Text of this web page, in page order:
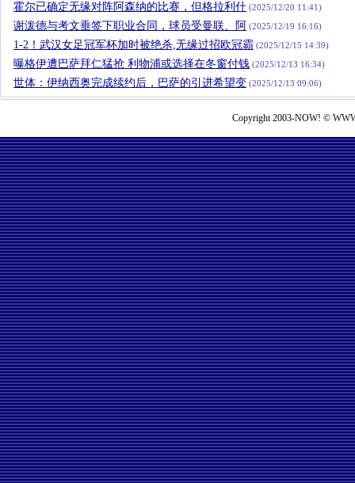
霍尔已确定无缘对阵阿森纳的比赛，但格拉利什 (2025/12/20 11:41)
谢泼德与考文垂签下职业合同，球员受曼联、阿 (2025/12/19 16:16)
1-2！武汉女足冠军杯加时被绝杀,无缘过招欧冠霸 (2025/12/15 14:39)
曝格伊遭巴萨拜仁猛抢 利物浦或选择在冬窗付钱 (2025/12/13 16:34)
世体：伊纳西奥完成续约后，巴萨的引进希望变 (2025/12/13 09:06)
Copyright 2003-NOW! ©